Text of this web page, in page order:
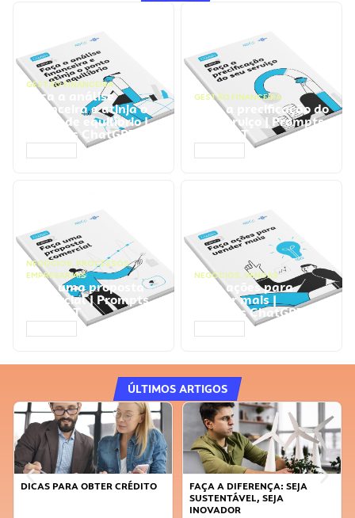
GESTÃO FINANCEIRA
Faça a análise
financeira e atinja o
ponto de equilíbrio |
Prompts ChatGPT
GESTÃO FINANCEIRA
Faça a precificação do
seu serviço | Prompts
ChatGPT
NEGÓCIOS, PROCESSOS
EMPRESARIAIS
Faça uma proposta
comercial | Prompts
ChatGPT
NEGÓCIOS, VENDAS
Faça ações para
vender mais |
Prompts ChatGPT
ÚLTIMOS ARTIGOS
DICAS PARA OBTER CRÉDITO
FAÇA A DIFERENÇA: SEJA
SUSTENTÁVEL, SEJA
INOVADOR